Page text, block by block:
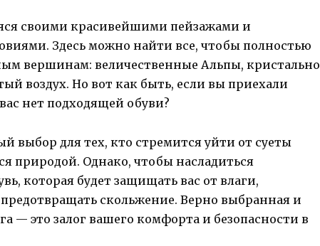
своими красивейшими пейзажами и
Здесь можно найти все, чтобы полностью
вершинам: величественные Альпы, кристально
воздух. Но вот как быть, если вы приехали
нет подходящей обуви?
выбор для тех, кто стремится уйти от суеты
природой. Однако, чтобы насладиться
которая будет защищать вас от влаги,
скольжение. Верно выбранная и
— это залог вашего комфорта и безопасности в